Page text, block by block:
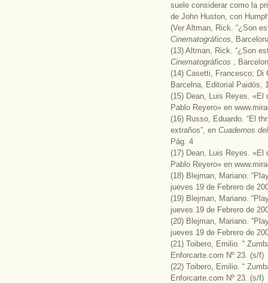
suele considerar como la
de John Huston, con
(Ver Altman, Rick. “¿Son
Cinematográficos,
(13) Altman, Rick. “¿Son
Cinematográficos ,
(14) Casetti, Francesco; Di
Barcelna, Editorial Paidós,
(15) Dean, Luis Reyes.
Pablo Reyero» en
(16) Russo, Eduardo. “El
extraños”, en Cuadernos
Pág. 4
(17) Dean, Luis Reyes.
Pablo Reyero» en
(18) Blejman, Mariano.
jueves 19 de Febrero de
(19) Blejman, Mariano.
jueves 19 de Febrero de
(20) Blejman, Mariano.
jueves 19 de Febrero de
(21) Toibero, Emilio. “
Enforcarte.com Nº 23. (s/f)
(22) Toibero, Emilio. “
Enforcarte.com Nº 23. (s/f)